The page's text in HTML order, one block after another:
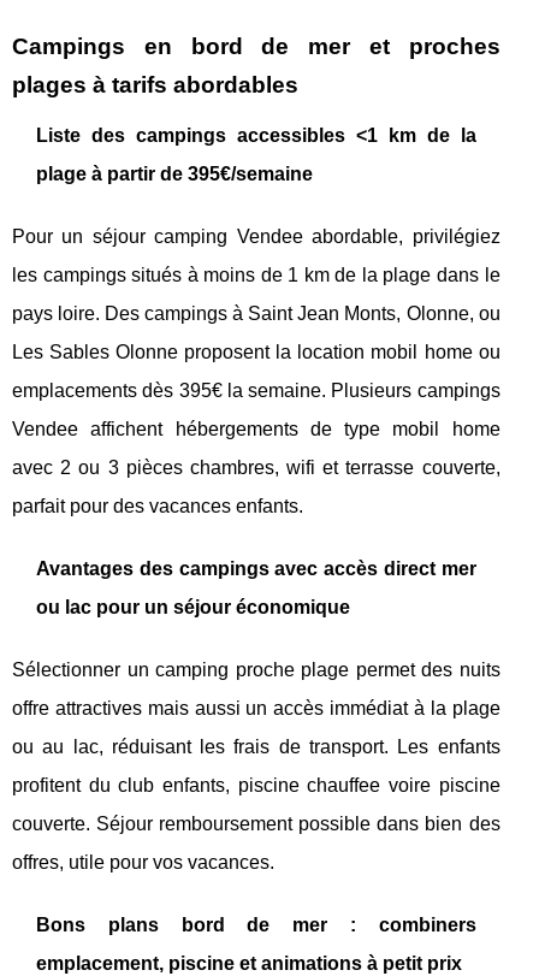
Campings en bord de mer et proches
plages à tarifs abordables
Liste des campings accessibles <1 km de la
plage à partir de 395€/semaine
Pour un séjour camping Vendee abordable, privilégiez
les campings situés à moins de 1 km de la plage dans le
pays loire. Des campings à Saint Jean Monts, Olonne, ou
Les Sables Olonne proposent la location mobil home ou
emplacements dès 395€ la semaine. Plusieurs campings
Vendee affichent hébergements de type mobil home
avec 2 ou 3 pièces chambres, wifi et terrasse couverte,
parfait pour des vacances enfants.
Avantages des campings avec accès direct mer
ou lac pour un séjour économique
Sélectionner un camping proche plage permet des nuits
offre attractives mais aussi un accès immédiat à la plage
ou au lac, réduisant les frais de transport. Les enfants
profitent du club enfants, piscine chauffee voire piscine
couverte. Séjour remboursement possible dans bien des
offres, utile pour vos vacances.
Bons plans bord de mer : combiners
emplacement, piscine et animations à petit prix